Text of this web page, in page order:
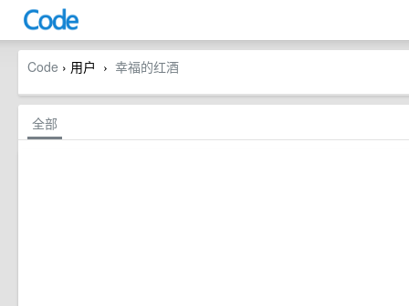
Code › 用户 › 幸福的红酒
全部